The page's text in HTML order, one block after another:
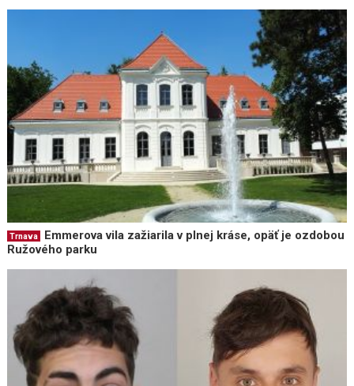
Trnava
Emmerova vila zažiarila v plnej kráse, opäť je ozdobou
Ružového parku